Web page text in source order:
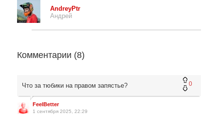
AndreyPtr
Андрей
Комментарии (8)
0
Что за тюбики на правом запястье?
FeelBetter
1 сентября 2025, 22:29